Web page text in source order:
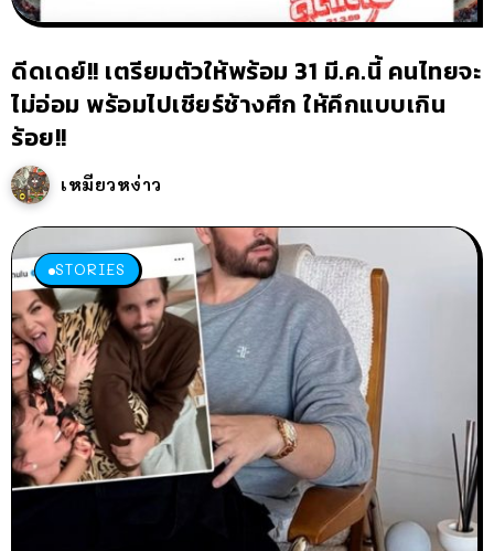
ดีดเดย์!! เตรียมตัวให้พร้อม 31 มี.ค.นี้ คนไทยจะ
ไม่อ่อม พร้อมไปเชียร์ช้างศึก ให้คึกแบบเกิน
ร้อย!!
เหมียวหง่าว
STORIES